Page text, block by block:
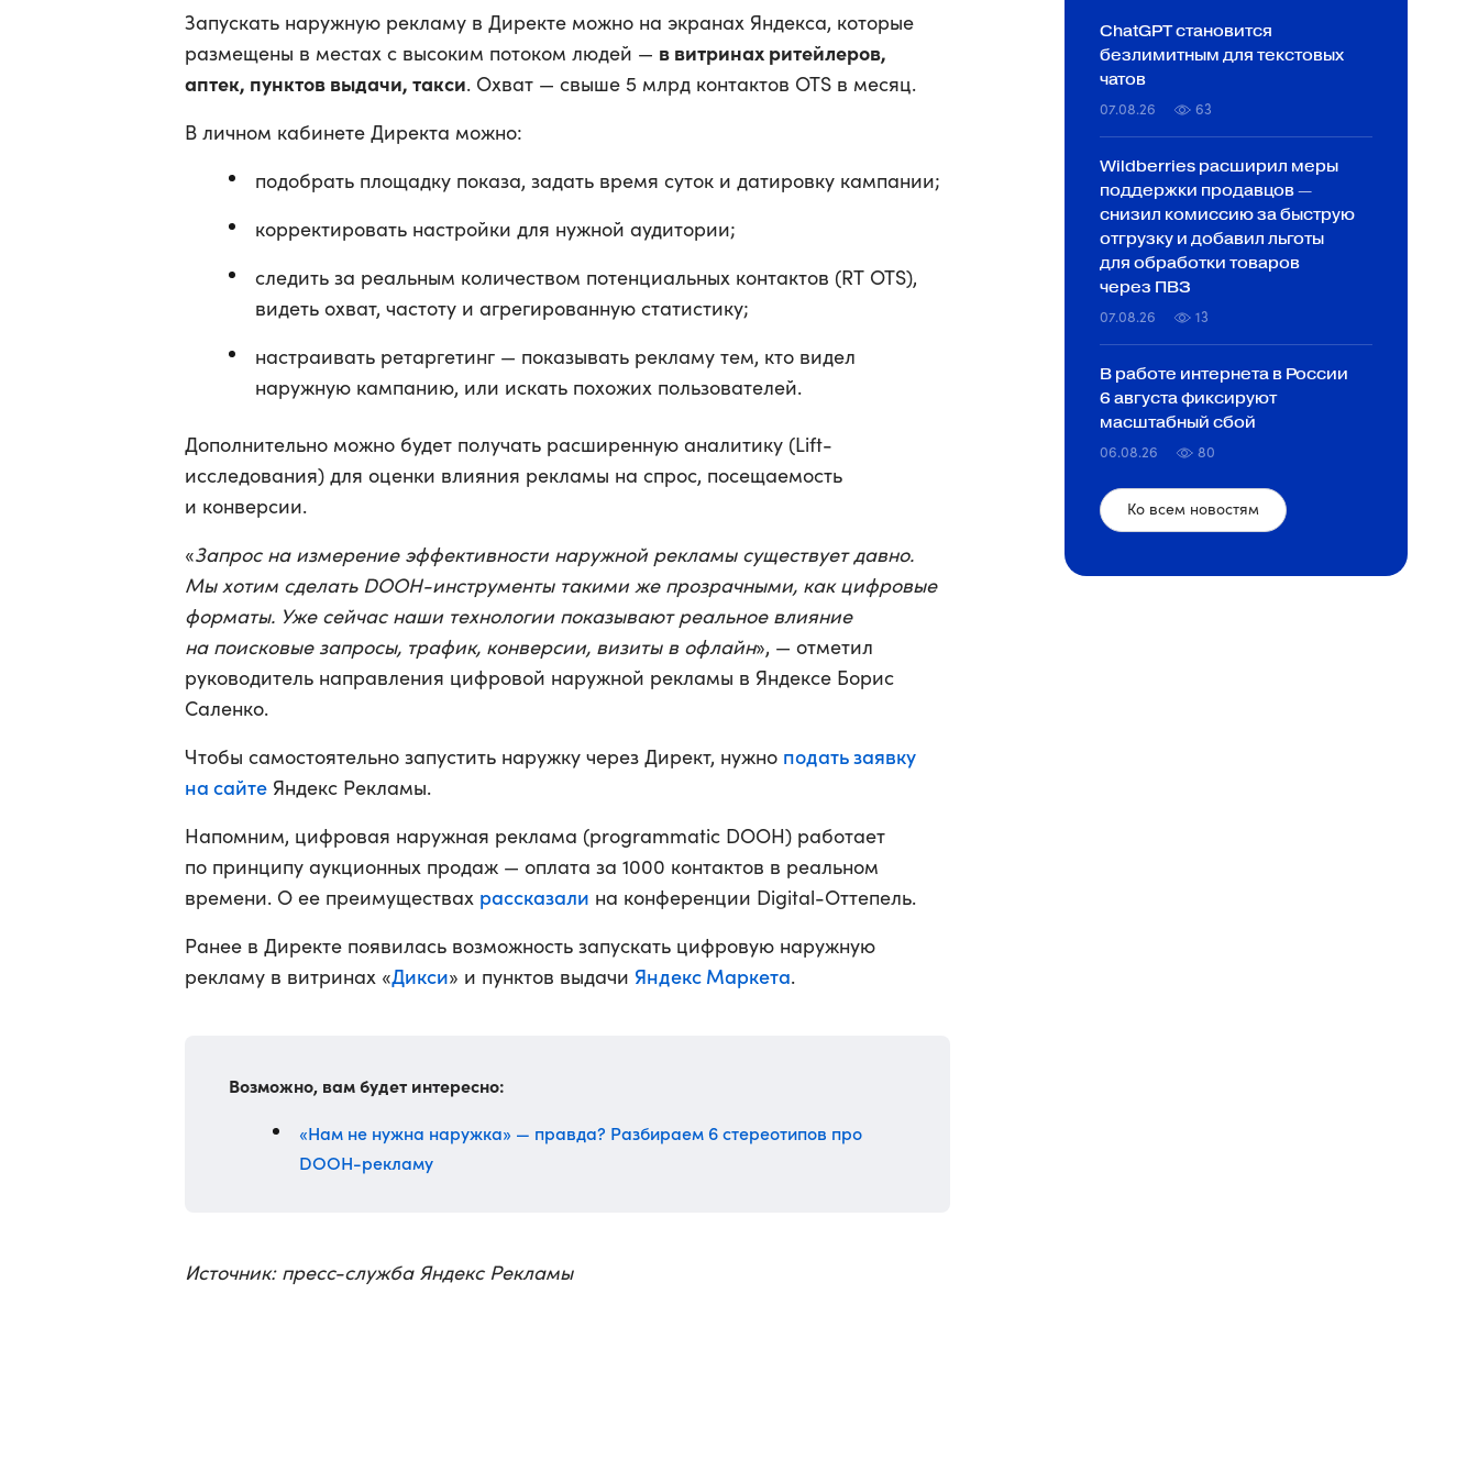
Запускать наружную рекламу в Директе можно на экранах Яндекса, которые
размещены в местах с высоким потоком людей — в витринах ритейлеров,
аптек, пунктов выдачи, такси. Охват — свыше 5 млрд контактов OTS в месяц.
В личном кабинете Директа можно:
подобрать площадку показа, задать время суток и датировку кампании;
корректировать настройки для нужной аудитории;
следить за реальным количеством потенциальных контактов (RT OTS),
видеть охват, частоту и агрегированную статистику;
настраивать ретаргетинг — показывать рекламу тем, кто видел
наружную кампанию, или искать похожих пользователей.
Дополнительно можно будет получать расширенную аналитику (Lift-
исследования) для оценки влияния рекламы на спрос, посещаемость
и конверсии.
«Запрос на измерение эффективности наружной рекламы существует давно.
Мы хотим сделать DOOH-инструменты такими же прозрачными, как цифровые
форматы. Уже сейчас наши технологии показывают реальное влияние
на поисковые запросы, трафик, конверсии, визиты в офлайн», — отметил
руководитель направления цифровой наружной рекламы в Яндексе Борис
Саленко.
Чтобы самостоятельно запустить наружку через Директ, нужно подать заявку
на сайте Яндекс Рекламы.
Напомним, цифровая наружная реклама (programmatic DOOH) работает
по принципу аукционных продаж — оплата за 1000 контактов в реальном
времени. О ее преимуществах рассказали на конференции Digital-Оттепель.
Ранее в Директе появилась возможность запускать цифровую наружную
рекламу в витринах «Дикси» и пунктов выдачи Яндекс Маркета.
Возможно, вам будет интересно:
«Нам не нужна наружка» — правда? Разбираем 6 стереотипов про
DOOH-рекламу
Источник: пресс-служба Яндекс Рекламы
ChatGPT становится
безлимитным для текстовых
чатов
07.08.26 63
Wildberries расширил меры
поддержки продавцов —
снизил комиссию за быструю
отгрузку и добавил льготы
для обработки товаров
через ПВЗ
07.08.26 13
В работе интернета в России
6 августа фиксируют
масштабный сбой
06.08.26 80
Ко всем новостям